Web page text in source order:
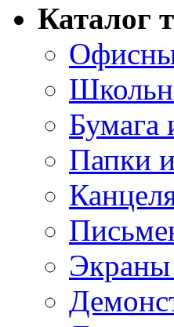
Каталог
Бумага
Папки
Экраны